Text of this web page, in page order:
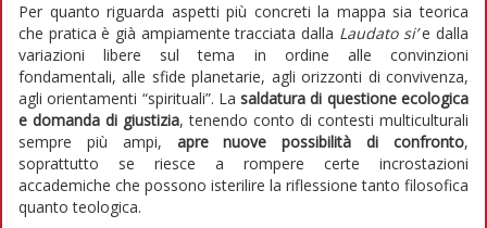
Per quanto riguarda aspetti più concreti la mappa sia teorica
che pratica è già ampiamente tracciata dalla Laudato si’e dalla
variazioni libere sul tema in ordine alle convinzioni
fondamentali, alle sfide planetarie, agli orizzonti di convivenza,
agli orientamenti “spirituali”. Lasaldatura di questione ecologica
e domanda di giustizia, tenendo conto di contesti multiculturali
sempre più ampi, apre nuove possibilità di confronto,
soprattutto se riesce a rompere certe incrostazioni
accademiche che possono isterilire la riflessione tanto filosofica
quanto teologica.